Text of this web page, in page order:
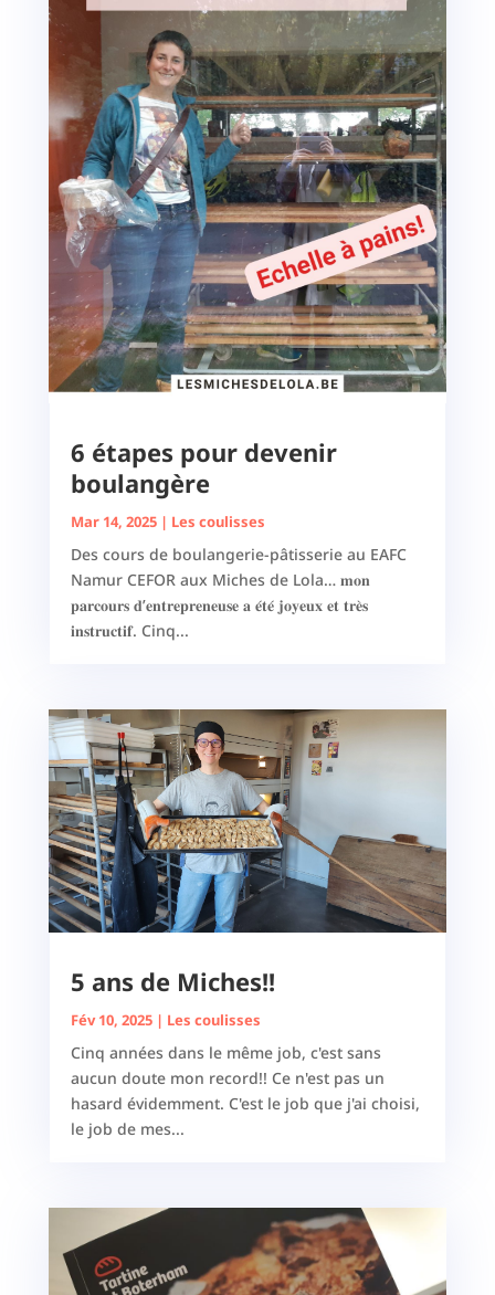
6 étapes pour devenir
boulangère
Mar 14, 2025| Les coulisses
Des cours de boulangerie-pâtisserie au EAFC
Namur CEFOR aux Miches de Lola… 𝐦𝐨𝐧
𝐩𝐚𝐫𝐜𝐨𝐮𝐫𝐬 𝐝’𝐞𝐧𝐭𝐫𝐞𝐩𝐫𝐞𝐧𝐞𝐮𝐬𝐞 𝐚 𝐞́𝐭𝐞́ 𝐣𝐨𝐲𝐞𝐮𝐱 𝐞𝐭 𝐭𝐫𝐞̀𝐬
𝐢𝐧𝐬𝐭𝐫𝐮𝐜𝐭𝐢𝐟. Cinq...
5 ans de Miches!!
Fév 10, 2025| Les coulisses
Cinq années dans le même job, c'est sans
aucun doute mon record!! Ce n'est pas un
hasard évidemment. C'est le job que j'ai choisi,
le job de mes...